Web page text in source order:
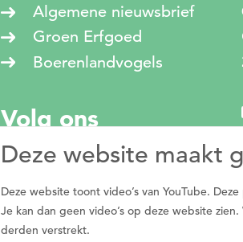
Deze website maakt
Deze website toont video’s van YouTube.
Je kan dan geen video’s op deze website
derden verstrekt.
Algemene nieuwsbrief
Groen Erfgoed
Boerenlandvogels
Volg ons